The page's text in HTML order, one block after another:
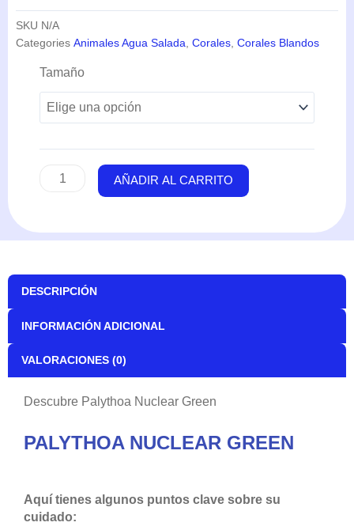
SKU N/A
Categories Animales Agua Salada Corales Corales Blandos
Tamaño
Palythoa
Green
cantidad
AÑADIR AL CARRITO
DESCRIPCIÓN
INFORMACIÓN ADICIONAL
VALORACIONES (0)
Descubre Palythoa Nuclear Green
PALYTHOA NUCLEAR GREEN
Aquí tienes algunos puntos clave sobre su
cuidado: